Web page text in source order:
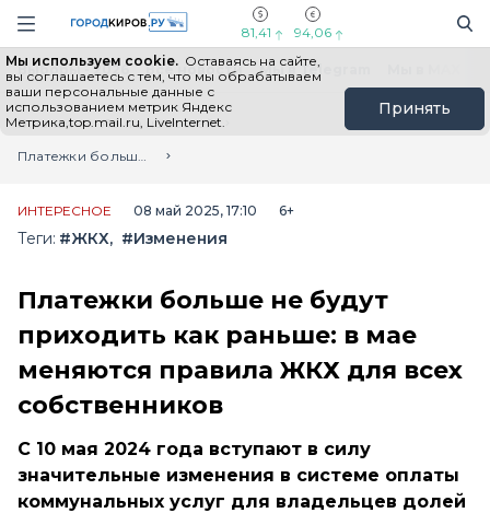
Навигация сайта
81,41 94,06
Мы используем cookie. Оставаясь на сайте,
вы соглашаетесь с тем, что мы обрабатываем
ваши персональные данные с
использованием метрик Яндекс
Метрика,top.mail.ru, LiveInternet.
Принять
Выборы - 2026 Все новости Мы в Telegram
Главная
Лента новостей
Платежки больше не будут приходить как раньше: в мае меняются правила ЖКХ для всех собственников
ИНТЕРЕСНОЕ 08 май 2025, 17:10 6+
Теги: #ЖКХ #Изменения
Платежки больше не будут
приходить как раньше: в мае
меняются правила ЖКХ для всех
собственников
С 10 мая 2024 года вступают в силу
значительные изменения в системе оплаты
коммунальных услуг для владельцев долей